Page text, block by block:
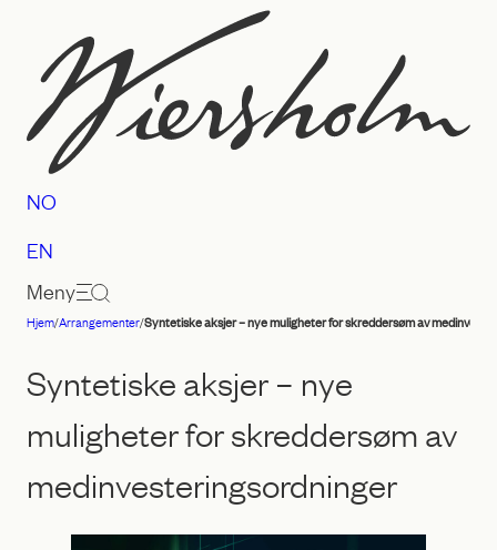
innhold
Advokatfirmaet
Wiersholm
NO
EN
Meny
Hjem/Arrangementer/Syntetiske aksjer – nye muligheter for skreddersøm av
Syntetiske aksjer – nye
muligheter for skreddersøm av
medinvesteringsordninger